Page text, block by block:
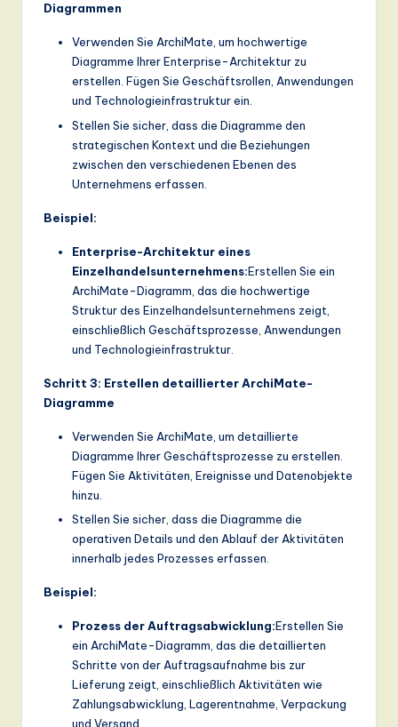
Diagrammen
Verwenden Sie ArchiMate, um hochwertige
Diagramme Ihrer Enterprise-Architektur zu
erstellen. Fügen Sie Geschäftsrollen, Anwendungen
und Technologieinfrastruktur ein.
Stellen Sie sicher, dass die Diagramme den
strategischen Kontext und die Beziehungen
zwischen den verschiedenen Ebenen des
Unternehmens erfassen.
Beispiel:
Enterprise-Architektur eines
Einzelhandelsunternehmens:Erstellen Sie ein
ArchiMate-Diagramm, das die hochwertige
Struktur des Einzelhandelsunternehmens zeigt,
einschließlich Geschäftsprozesse, Anwendungen
und Technologieinfrastruktur.
Schritt 3: Erstellen detaillierter ArchiMate-
Diagramme
Verwenden Sie ArchiMate, um detaillierte
Diagramme Ihrer Geschäftsprozesse zu erstellen.
Fügen Sie Aktivitäten, Ereignisse und Datenobjekte
hinzu.
Stellen Sie sicher, dass die Diagramme die
operativen Details und den Ablauf der Aktivitäten
innerhalb jedes Prozesses erfassen.
Beispiel:
Prozess der Auftragsabwicklung:Erstellen Sie
ein ArchiMate-Diagramm, das die detaillierten
Schritte von der Auftragsaufnahme bis zur
Lieferung zeigt, einschließlich Aktivitäten wie
Zahlungsabwicklung, Lagerentnahme, Verpackung
und Versand.